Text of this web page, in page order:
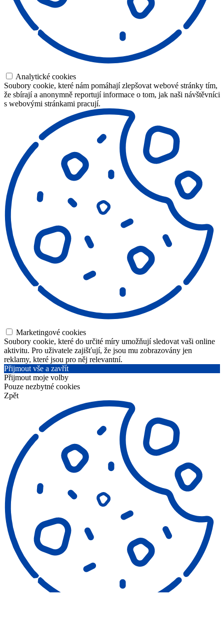
Analytické cookies
Soubory cookie, které nám pomáhají zlepšovat webové stránky tím,
že sbírají a anonymně reportují informace o tom, jak naši návštěvníci
s webovými stránkami pracují.
Marketingové cookies
Soubory cookie, které do určité míry umožňují sledovat vaši online
aktivitu. Pro uživatele zajišťují, že jsou mu zobrazovány jen
reklamy, které jsou pro něj relevantní.
Přijmout vše a zavřít
Přijmout moje volby
Pouze nezbytné cookies
Zpět